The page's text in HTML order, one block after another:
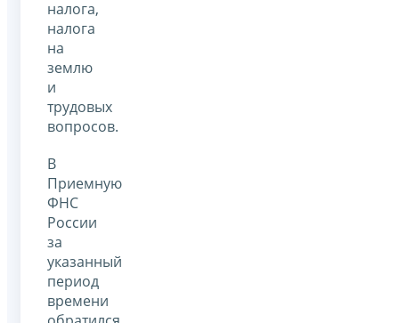
налога,
налога
на
землю
и
трудовых
вопросов.
В
Приемную
ФНС
России
за
указанный
период
времени